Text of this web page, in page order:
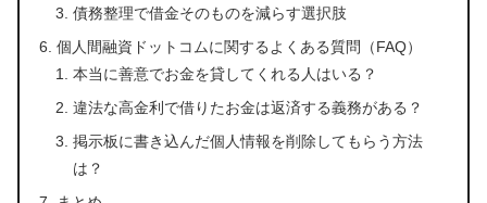
債務整理で借金そのものを減らす選択肢
個人間融資ドットコムに関するよくある質問（FAQ）
本当に善意でお金を貸してくれる人はいる？
違法な高金利で借りたお金は返済する義務がある？
掲示板に書き込んだ個人情報を削除してもらう方法
は？